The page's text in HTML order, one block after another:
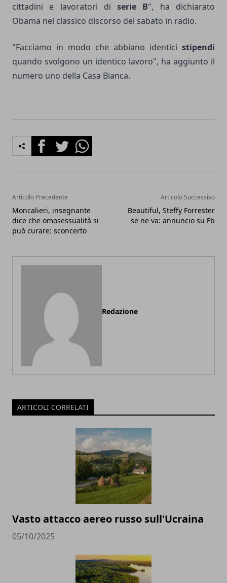
cittadini e lavoratori diserie B", ha dichiarato
Obama nel classico discorso del sabato in radio.
"Facciamo in modo che abbiano identici stipendi
quando svolgono un identico lavoro", ha aggiunto il
numero uno della Casa Bianca.
FacebookTwitterWhatsapp
Articolo Precedente
Moncalieri, insegnante
dice che omosessualità si
può curare: sconcerto
Articolo Successivo
Beautiful, Steffy Forrester
se ne va: annuncio su Fb
Redazione
ARTICOLI CORRELATI
Vasto attacco aereo russo sull'Ucraina
05/10/2025